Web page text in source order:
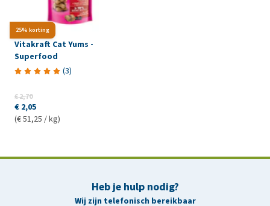
25% korting
Vitakraft Cat Yums -
Superfood
(3)
€ 2,70
€ 2,05
(€ 51,25 / kg)
Heb je hulp nodig?
Wij zijn telefonisch bereikbaar